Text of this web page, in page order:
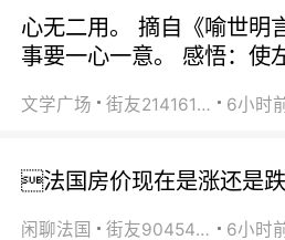
心无二用。 摘自《喻世明
事要一心一意。 感悟：使
文学广场 街友21416156 6小时
法国房价现在是涨还是跌
闲聊法国 街友90454511 6小时